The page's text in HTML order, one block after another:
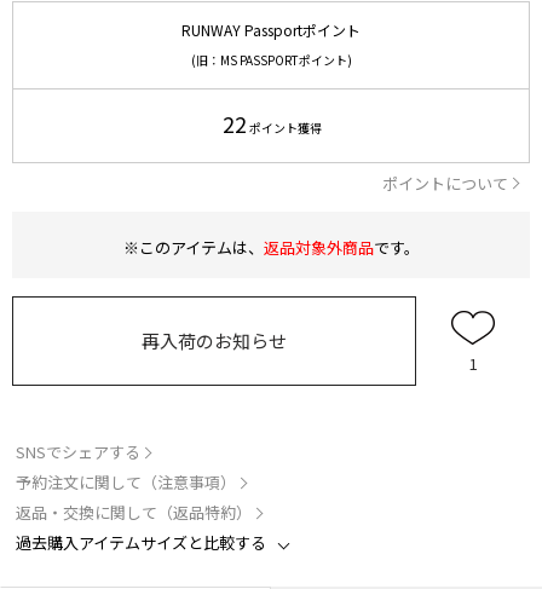
RUNWAY Passportポイント
(旧：MS PASSPORTポイント)
22 ポイント獲得
ポイントについて
※このアイテムは、 返品対象外商品です。
再入荷のお知らせ
1
SNSでシェアする
予約注文に関して（注意事項）
返品・交換に関して（返品特約）
過去購入アイテムサイズと比較する